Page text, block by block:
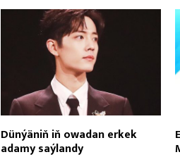
Dünýäniň iň owadan erkek
adamy saýlandy